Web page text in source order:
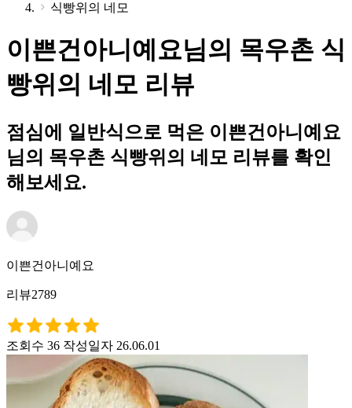
식빵위의 네모
이쁜건아니예요님의 목우촌 식
빵위의 네모 리뷰
점심에 일반식으로 먹은 이쁜건아니예요
님의 목우촌 식빵위의 네모 리뷰를 확인
해보세요.
이쁜건아니예요
리뷰2789
조회수 36 작성일자 26.06.01